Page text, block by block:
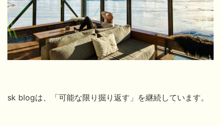
sk blogは、「可能な限り掘り返す」を継続しています。